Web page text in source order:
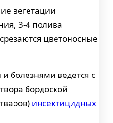
вегетации
3-4 полива
цветоносные
болезнями ведется с
бордоской
инсектицидных